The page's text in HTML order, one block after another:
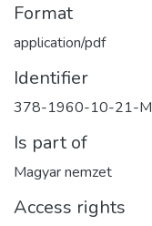
Format
application/pdf
Identifier
378-1960-10-21-
Is part of
Magyar nemzet
Access rights